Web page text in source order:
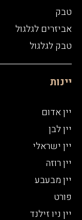
טבק
אביזרים לגלגול
טבק לגלגול
יינות
יין אדום
יין לבן
יין ישראלי
יין רוזה
יין מבעבע
פורט
יין ניו זילנד